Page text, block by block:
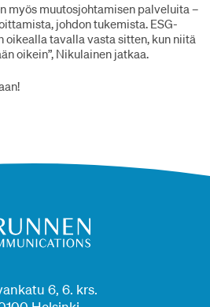
myös muutosjohtamisen palveluita –
johdon tukemista. ESG-
tavalla vasta sitten, kun niitä
oikein”, Nikulainen jatkaa.
6, 6. krs.